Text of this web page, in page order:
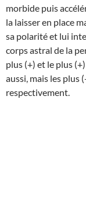
morbide puis
la laisser en place
sa polarité et lui
corps astral de la
plus (+) et le plus
aussi, mais les plus
respectivement.